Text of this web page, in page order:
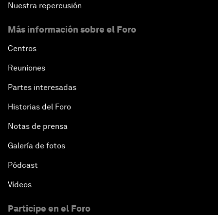
Nuestra repercusión
Más información sobre el Foro
Centros
Reuniones
Partes interesadas
Historias del Foro
Notas de prensa
Galería de fotos
Pódcast
Vídeos
Participe en el Foro